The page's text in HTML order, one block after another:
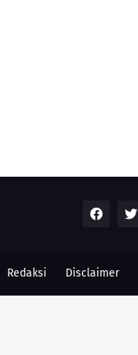
Redaksi Disclaimer